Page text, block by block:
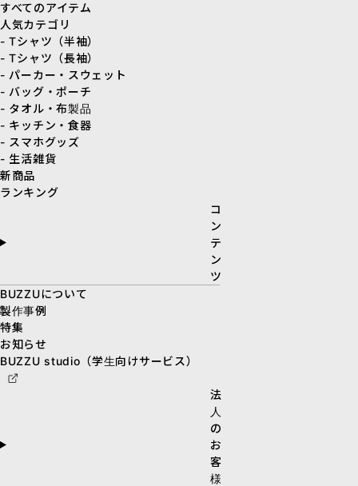
すべてのアイテム
人気カテゴリ
- Tシャツ（半袖）
- Tシャツ（長袖）
- パーカー・スウェット
- バッグ・ポーチ
- タオル・布製品
- キッチン・食器
- スマホグッズ
- 生活雑貨
新商品
ランキング
コ
ン
テ
ン
ツ
BUZZUについて
製作事例
特集
お知らせ
BUZZU studio（学生向けサービス）
法
人
の
お
客
様